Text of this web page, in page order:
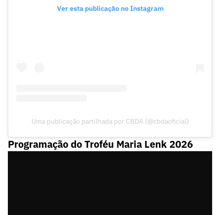
Ver esta publicação no Instagram
Uma publicação partilhada por CBDA (@cbdaoficial)
Programação do Troféu Maria Lenk 2026